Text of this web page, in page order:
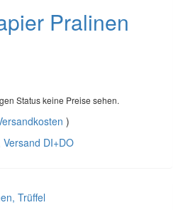
Pralinen
Status keine Preise sehen.
)
DI+DO